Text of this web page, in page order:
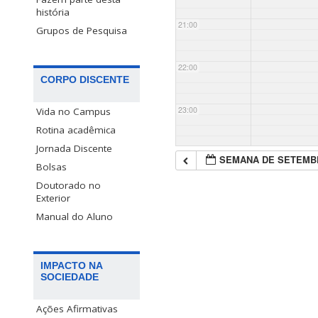
história
Grupos de Pesquisa
CORPO DISCENTE
Vida no Campus
Rotina acadêmica
Jornada Discente
Bolsas
Doutorado no
Exterior
Manual do Aluno
IMPACTO NA
SOCIEDADE
Ações Afirmativas
21:00
22:00
23:00
SEMANA DE